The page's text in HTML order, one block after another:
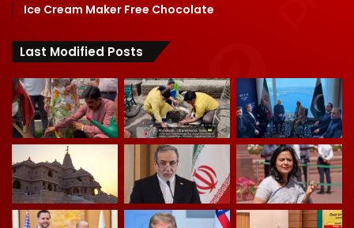
Ice Cream Maker Free Chocolate
Last Modified Posts